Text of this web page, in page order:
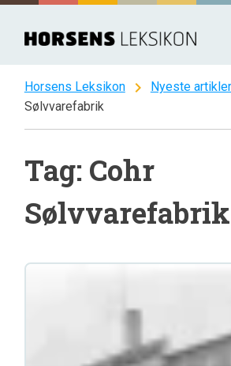
Spring
indhold
Horsens Leksikon chevron_right Nyeste artikler
Sølvvarefabrik
Tag: Cohr
Sølvvarefabrik